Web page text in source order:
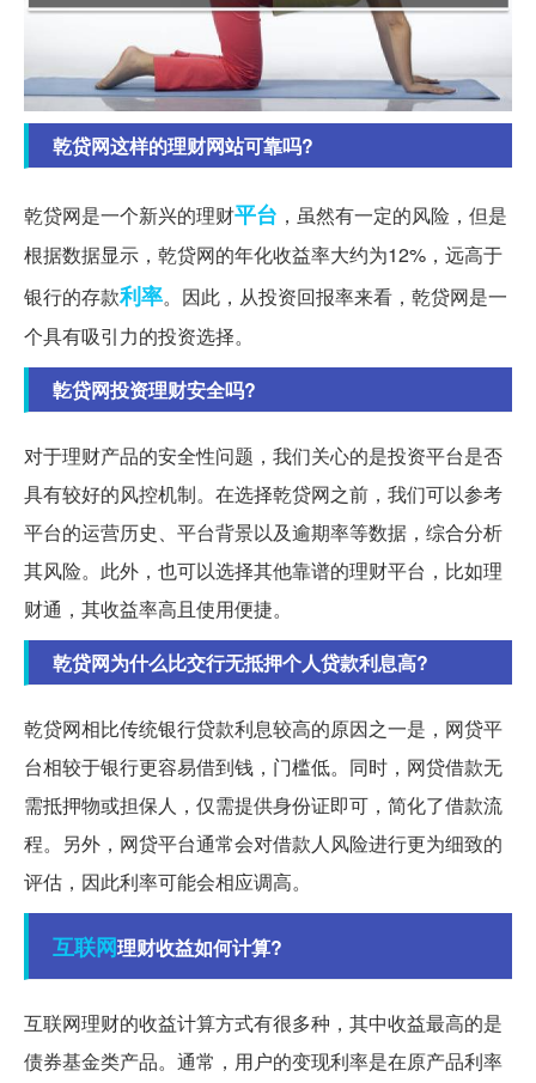
乾贷网这样的理财网站可靠吗?
乾贷网是一个新兴的理财平台 ，虽然有一定的风险，但是
根据数据显示，乾贷网的年化收益率大约为12%，远高于
银行的存款利率。因此，从投资回报率来看，乾贷网是一
个具有吸引力的投资选择。
亁贷网投资理财安全吗?
对于理财产品的安全性问题，我们关心的是投资平台是否
具有较好的风控机制。在选择乾贷网之前，我们可以参考
平台的运营历史、平台背景以及逾期率等数据，综合分析
其风险。此外，也可以选择其他靠谱的理财平台，比如理
财通，其收益率高且使用便捷。
乾贷网为什么比交行无抵押个人贷款利息高?
乾贷网相比传统银行贷款利息较高的原因之一是，网贷平
台相较于银行更容易借到钱，门槛低。同时，网贷借款无
需抵押物或担保人，仅需提供身份证即可，简化了借款流
程。另外，网贷平台通常会对借款人风险进行更为细致的
评估，因此利率可能会相应调高。
互联网理财收益如何计算?
互联网理财的收益计算方式有很多种，其中收益最高的是
债券基金类产品。通常，用户的变现利率是在原产品利率